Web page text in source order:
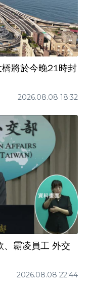
將於今晚21時封
2026.08.08 18:32
、霸凌員工 外交
2026.08.08 22:44